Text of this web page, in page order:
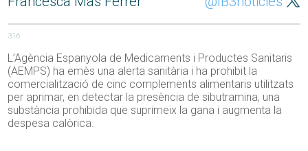
316
L’Agència Espanyola de Medicaments i Productes Sanitaris
(AEMPS) ha emès una alerta sanitària i ha prohibit la
comercialització de cinc complements alimentaris utilitzats
per aprimar, en detectar la presència de sibutramina, una
substància prohibida que suprimeix la gana i augmenta la
despesa calòrica.